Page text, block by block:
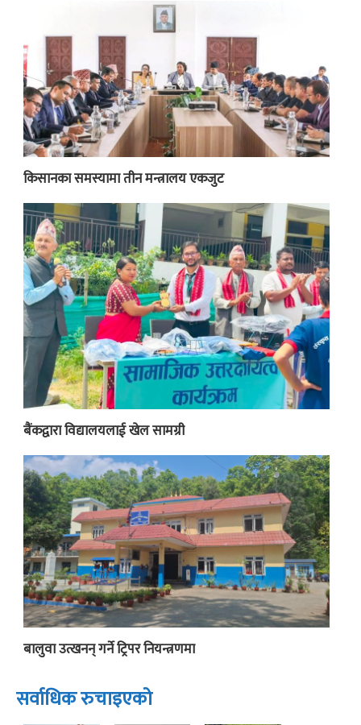
किसानका समस्यामा तीन मन्त्रालय एकजुट
बैंकद्वारा विद्यालयलाई खेल सामग्री
बालुवा उत्खनन् गर्ने ट्रिपर नियन्त्रणमा
सर्वाधिक रुचाइएको